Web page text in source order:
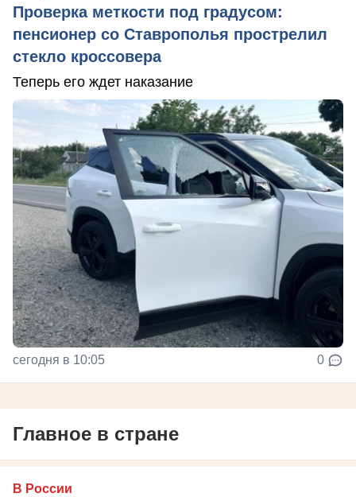
Проверка меткости под градусом:
пенсионер со Ставрополья прострелил
стекло кроссовера
Теперь его ждет наказание
сегодня в 10:05 0
Главное в стране
В России